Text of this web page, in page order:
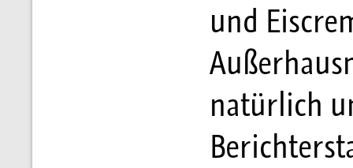
und
natürlich